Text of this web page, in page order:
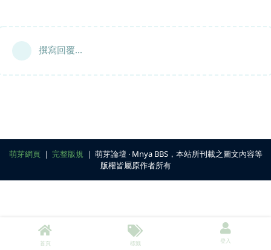
撰寫回覆...
萌芽網頁｜ 完整版規 ｜ 萌芽論壇 ‧ Mnya BBS，本站所刊載之圖文內容等
版權皆屬原作者所有
首頁 標籤 登入